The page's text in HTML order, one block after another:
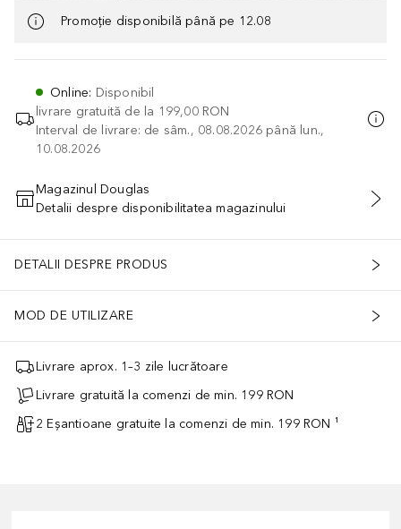
Promoție disponibilă până pe 12.08
Online: Disponibil
livrare gratuită de la 199,00 RON
Interval de livrare: de sâm., 08.08.2026 până lun.,
10.08.2026
ADĂUGAȚI ÎN COŞ
Magazinul Douglas
Detalii despre disponibilitatea magazinului
DETALII DESPRE PRODUS
MOD DE UTILIZARE
Livrare aprox. 1–3 zile lucrătoare
Livrare gratuită la comenzi de min. 199 RON
2 Eșantioane gratuite la comenzi de min. 199 RON ¹